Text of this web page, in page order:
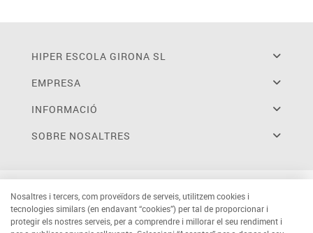
HIPER ESCOLA GIRONA SL
EMPRESA
INFORMACIÓ
SOBRE NOSALTRES
Nosaltres i tercers, com proveïdors de serveis, utilitzem cookies i
tecnologies similars (en endavant “cookies”) per tal de proporcionar i
protegir els nostres serveis, per a comprendre i millorar el seu rendiment i